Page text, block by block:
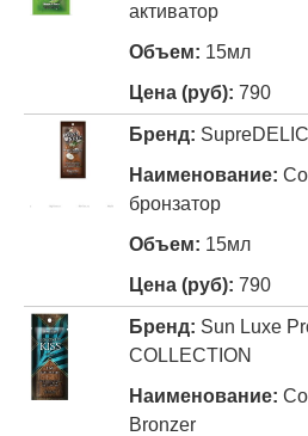
активатор
15мл
790
Supre
бронзатор
15мл
790
Sun Luxe
COLLECTION
Bronzer